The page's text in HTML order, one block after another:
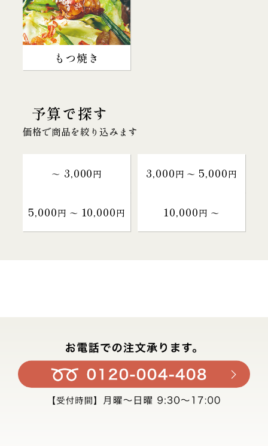
もつ焼き
予算で探す
価格で商品を絞り込みます
～ 3,000円 3,000円 〜 5,000円
5,000円 〜 10,000円 10,000円 〜